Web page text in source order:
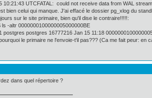
10:21:43 UTCFATAL: could not receive data from WAL
bien celui qui manque. J'ai effacé le dossier pg_xlog du
sur le site primaire, bien qu'il dise le contraire!!!!!:
ls -altr 0000000100000005000000BE
postgres postgres 16777216 Jan 15 11:18
le primaire ne l'envoie-t'il pas??? (Ca me fait peur: en
dans quel répertoire ?